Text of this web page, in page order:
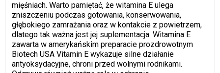
mięśniach. Warto pamiętać, że witamina E ulega
zniszczeniu podczas gotowania, konserwowania,
głębokiego zamrażania oraz w kontakcie z powietrzem,
dlatego tak ważna jest jej suplementacja. Witamina E
zawarta w amerykańskim preparacie prozdrowotnym
Biotech USA Vitamin E wykazuje silne działanie
antyoksydacyjne, chroni przed wolnymi rodnikami.